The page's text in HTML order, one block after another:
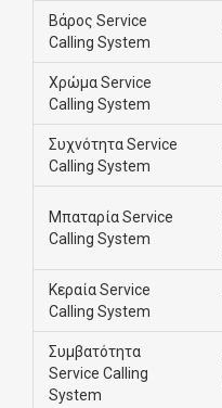
Βάρος Service
Calling System
Χρώμα Service
Calling System
Συχνότητα Service
Calling System
Μπαταρία Service
Calling System
Κεραία Service
Calling System
Συμβατότητα
Service Calling
System